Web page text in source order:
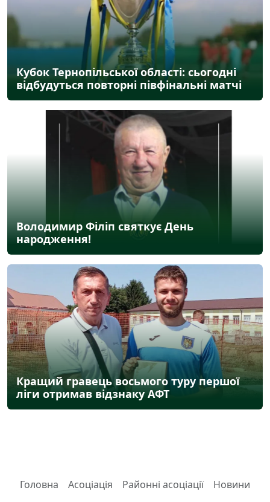
Кубок Тернопільської області: сьогодні
відбудуться повторні півфінальні матчі
Володимир Філіп святкує День
народження!
Кращий гравець восьмого туру першої
ліги отримав відзнаку АФТ
Головна Асоціація Районні асоціації
Новини